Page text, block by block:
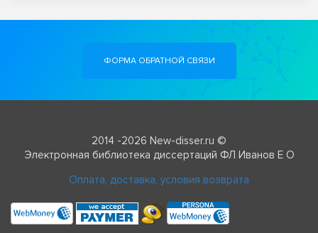
ФОРМА ОБРАТНОЙ СВЯЗИ
2014 -2026 New-disser.ru ©
Электронная библиотека диссертаций ФЛ Иванов Е О
Оплата, доставка, условия возврата